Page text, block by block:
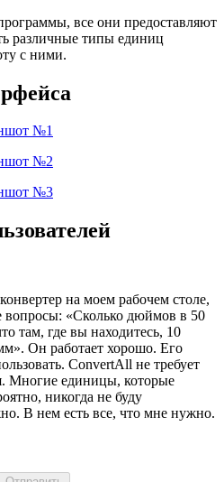
все они предоставляют
различные типы единиц
с ними.
на моем рабочем столе,
вопросы: «Сколько дюймов в 50
там, где вы находитесь, 10
Он работает хорошо. Его
ConvertAll не требует
Многие единицы, которые
никогда не буду
В нем есть все, что мне нужно.